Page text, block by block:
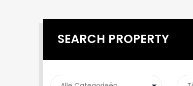
SEARCH PROPERTY